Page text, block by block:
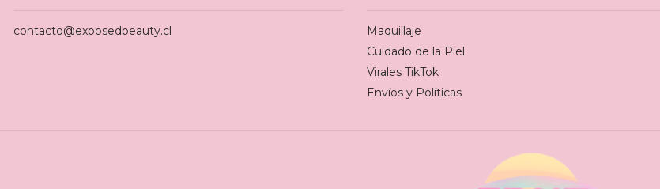
contacto@exposedbeauty.cl
Maquillaje
Cuidado de la Piel
Virales TikTok
Envíos y Políticas